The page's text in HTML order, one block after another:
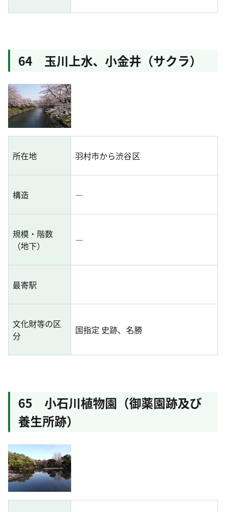
64 玉川上水、小金井（サクラ）
所在地 羽村市から渋谷区
構造 ―
規模・階数
（地下）
―
最寄駅
文化財等の区
分
国指定 史跡、名勝
65 小石川植物園（御薬園跡及び
養生所跡）